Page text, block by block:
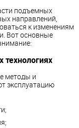
подъемных
направлений,
к изменениям
Вот основные
методы и
эксплуатацию